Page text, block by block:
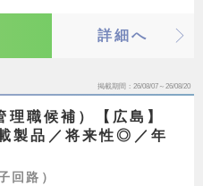
詳細へ
掲載期間 26/08/07～26/08/20
理職候補）【広島】
製品／将来性◎／年
回路）